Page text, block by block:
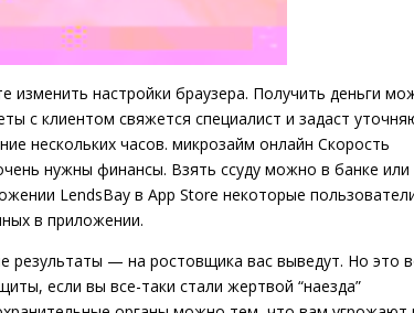
настройки браузера. Получить деньги
с клиентом свяжется специалист и задаст
нескольких часов. микрозайм онлайн Скорость
нужны финансы. Взять ссуду можно в банке или
LendsBay в App Store некоторые
в приложении.
результаты — на ростовщика вас выведут. Но это
если вы все-таки стали жертвой “наезда”